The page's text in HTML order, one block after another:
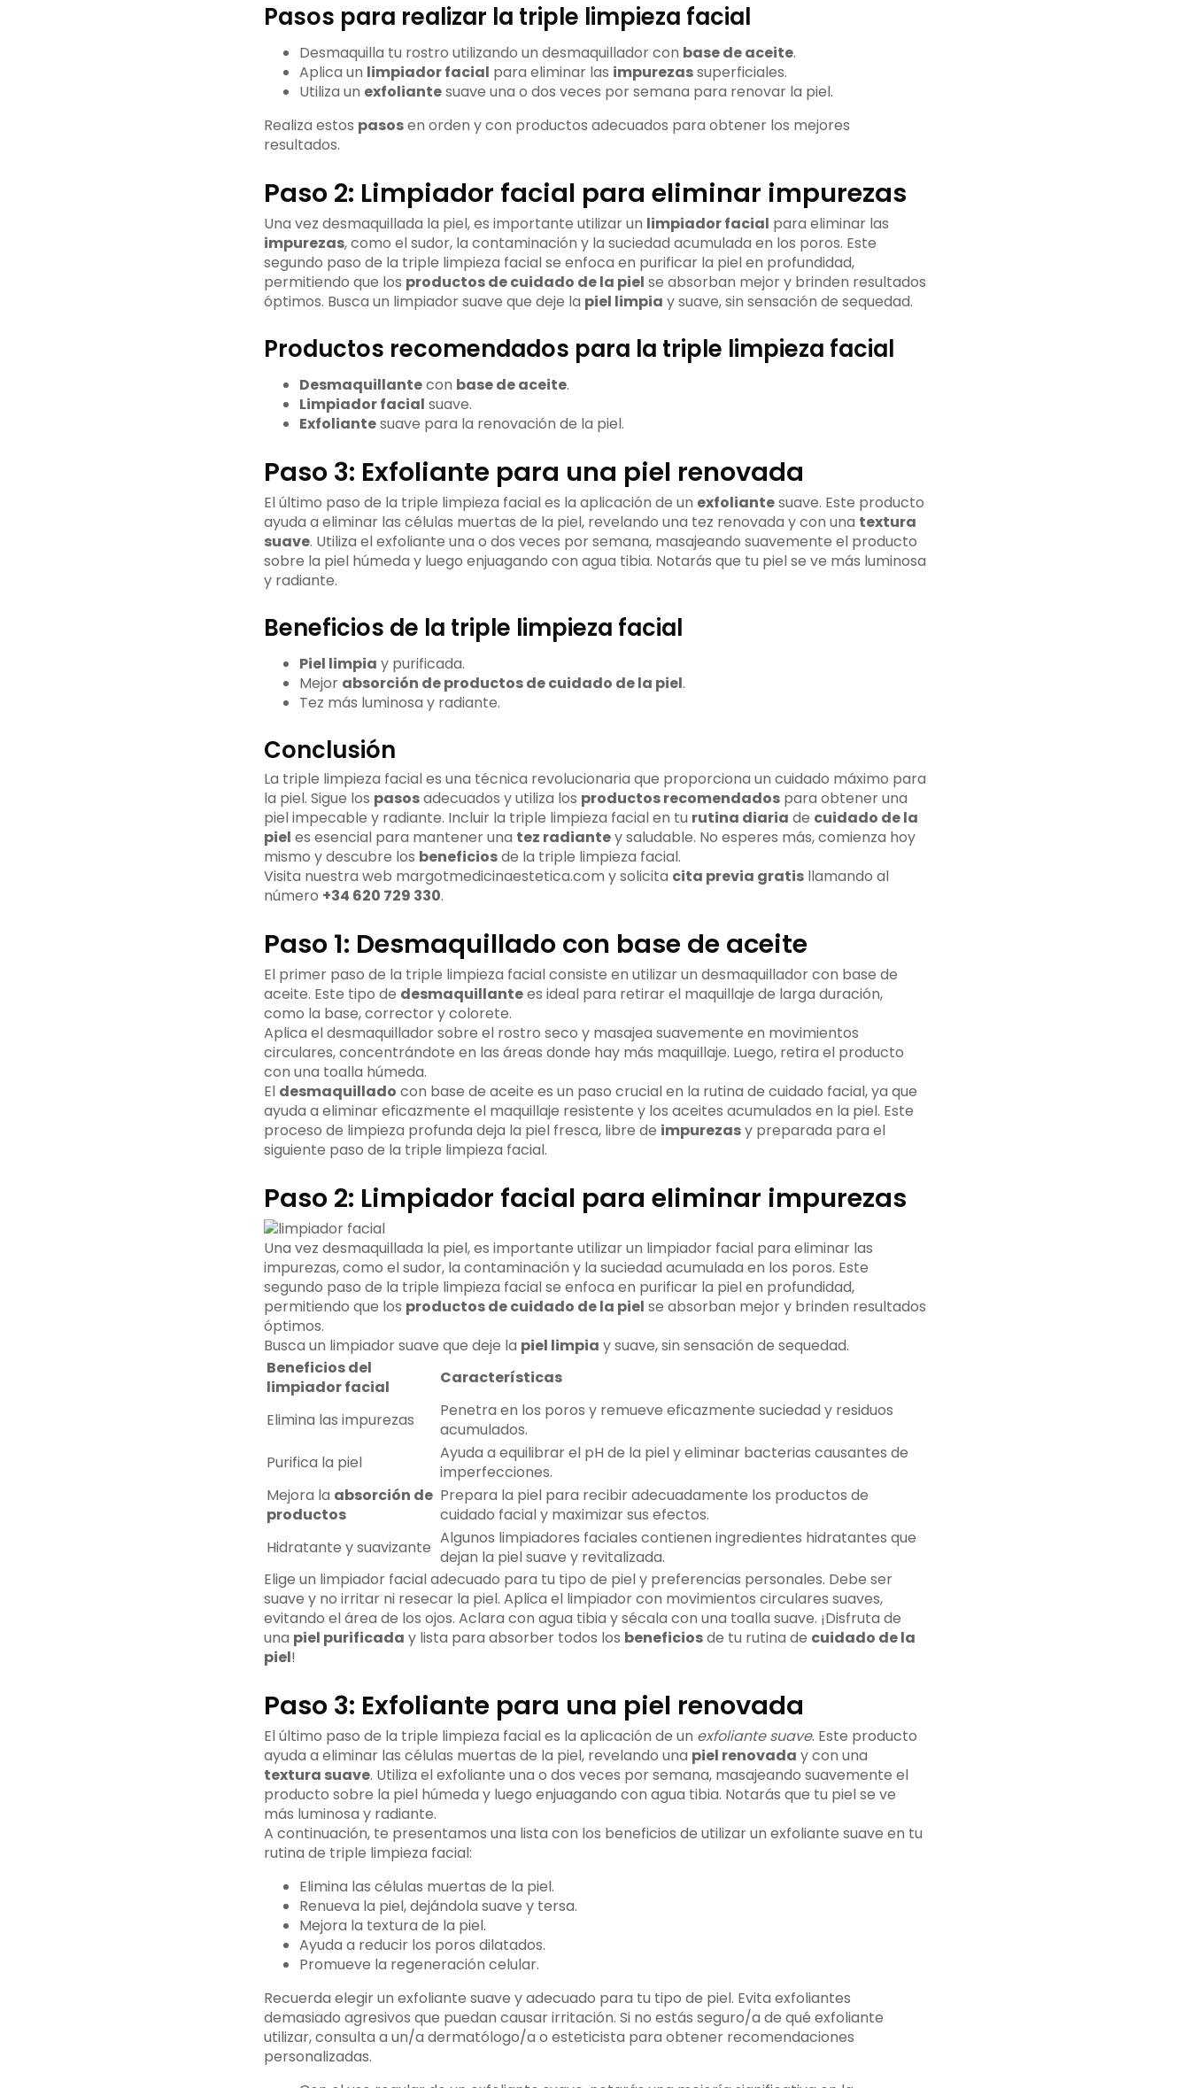
Pasos para realizar la triple limpieza facial
Desmaquilla tu rostro utilizando un desmaquillador con base de aceite.
Aplica un limpiador facial para eliminar las impurezassuperficiales.
Utiliza un exfoliantesuave una o dos veces por semana para renovar la piel.
Realiza estos pasosen orden y con productos adecuados para obtener los mejores
resultados.
Paso 2: Limpiador facial para eliminar impurezas
Una vez desmaquillada la piel, es importante utilizar un limpiador facial para eliminar las
impurezas, como el sudor, la contaminación y la suciedad acumulada en los poros. Este
segundo paso de la triple limpieza facial se enfoca en purificar la piel en profundidad,
permitiendo que los productos de cuidado de la piel se absorban mejor y brinden resultados
óptimos. Busca un limpiador suave que deje la piel limpia y suave, sin sensación de sequedad.
Productos recomendados para la triple limpieza facial
Desmaquillantecon base de aceite.
Limpiador facial suave.
Exfoliantesuave para la renovación de la piel.
Paso 3: Exfoliante para una piel renovada
El último paso de la triple limpieza facial es la aplicación de un exfoliantesuave. Este producto
ayuda a eliminar las células muertas de la piel, revelando una tez renovada y con una textura
suave. Utiliza el exfoliante una o dos veces por semana, masajeando suavemente el producto
sobre la piel húmeda y luego enjuagando con agua tibia. Notarás que tu piel se ve más luminosa
y radiante.
Beneficios de la triple limpieza facial
Piel limpia y purificada.
Mejor absorción de productos de cuidado de la piel.
Tez más luminosa y radiante.
Conclusión
La triple limpieza facial es una técnica revolucionaria que proporciona un cuidado máximo para
la piel. Sigue los pasosadecuados y utiliza los productos recomendadospara obtener una
piel impecable y radiante. Incluir la triple limpieza facial en tu rutina diaria de cuidado de la
piel es esencial para mantener una tez radiantey saludable. No esperes más, comienza hoy
mismo y descubre los beneficiosde la triple limpieza facial.
Visita nuestra web margotmedicinaestetica.com y solicita cita previa gratisllamando al
número +34 620 729 330.
Paso 1: Desmaquillado con base de aceite
El primer paso de la triple limpieza facial consiste en utilizar un desmaquillador con base de
aceite. Este tipo de desmaquillantees ideal para retirar el maquillaje de larga duración,
como la base, corrector y colorete.
Aplica el desmaquillador sobre el rostro seco y masajea suavemente en movimientos
circulares, concentrándote en las áreas donde hay más maquillaje. Luego, retira el producto
con una toalla húmeda.
El desmaquillado con base de aceite es un paso crucial en la rutina de cuidado facial, ya que
ayuda a eliminar eficazmente el maquillaje resistente y los aceites acumulados en la piel. Este
proceso de limpieza profunda deja la piel fresca, libre de impurezasy preparada para el
siguiente paso de la triple limpieza facial.
Paso 2: Limpiador facial para eliminar impurezas
Una vez desmaquillada la piel, es importante utilizar un limpiador facial para eliminar las
impurezas, como el sudor, la contaminación y la suciedad acumulada en los poros. Este
segundo paso de la triple limpieza facial se enfoca en purificar la piel en profundidad,
permitiendo que los productos de cuidado de la piel se absorban mejor y brinden resultados
óptimos.
Busca un limpiador suave que deje la piel limpia y suave, sin sensación de sequedad.
Beneficios del
limpiador facial
Características
Elimina las impurezas
Penetra en los poros y remueve eficazmente suciedad y residuos
acumulados.
Purifica la piel
Ayuda a equilibrar el pH de la piel y eliminar bacterias causantes de
imperfecciones.
Mejora la absorción de
productos
Prepara la piel para recibir adecuadamente los productos de
cuidado facial y maximizar sus efectos.
Hidratante y suavizante Algunos limpiadores faciales contienen ingredientes hidratantes que
dejan la piel suave y revitalizada.
Elige un limpiador facial adecuado para tu tipo de piel y preferencias personales. Debe ser
suave y no irritar ni resecar la piel. Aplica el limpiador con movimientos circulares suaves,
evitando el área de los ojos. Aclara con agua tibia y sécala con una toalla suave. ¡Disfruta de
una piel purificada y lista para absorber todos los beneficiosde tu rutina de cuidado de la
piel!
Paso 3: Exfoliante para una piel renovada
El último paso de la triple limpieza facial es la aplicación de un exfoliante suave. Este producto
ayuda a eliminar las células muertas de la piel, revelando una piel renovada y con una
textura suave. Utiliza el exfoliante una o dos veces por semana, masajeando suavemente el
producto sobre la piel húmeda y luego enjuagando con agua tibia. Notarás que tu piel se ve
más luminosa y radiante.
A continuación, te presentamos una lista con los beneficios de utilizar un exfoliante suave en tu
rutina de triple limpieza facial:
Elimina las células muertas de la piel.
Renueva la piel, dejándola suave y tersa.
Mejora la textura de la piel.
Ayuda a reducir los poros dilatados.
Promueve la regeneración celular.
Recuerda elegir un exfoliante suave y adecuado para tu tipo de piel. Evita exfoliantes
demasiado agresivos que puedan causar irritación. Si no estás seguro/a de qué exfoliante
utilizar, consulta a un/a dermatólogo/a o esteticista para obtener recomendaciones
personalizadas.